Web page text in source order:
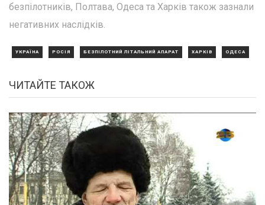
безпілотників, Полтава, Одеса та Харків також зазнали
негативних наслідків.
УКРАЇНА РОСІЯ БЕЗПІЛОТНИЙ ЛІТАЛЬНИЙ АПАРАТ ХАРКІВ ОДЕСА
ЧИТАЙТЕ ТАКОЖ